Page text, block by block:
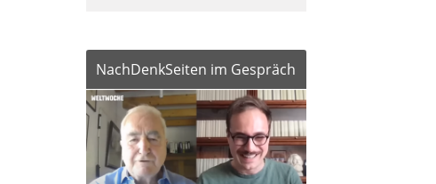
NachDenkSeiten im Gespräch